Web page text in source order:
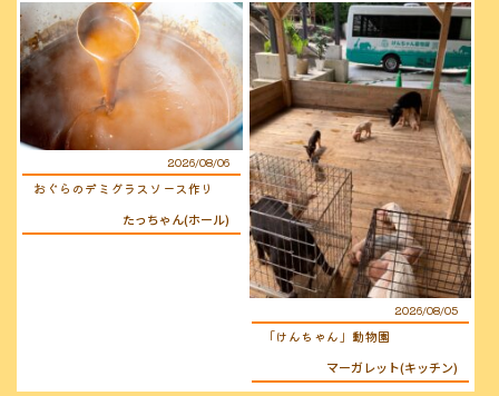
2026/08/06
おぐらのデミグラスソース作り
たっちゃん(ホール)
2026/08/05
「けんちゃん」動物園
マーガレット(キッチン)